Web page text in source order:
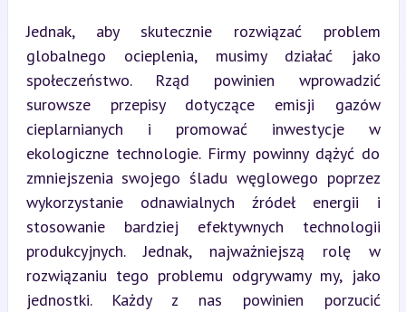
Jednak, aby skutecznie rozwiązać problem
globalnego ocieplenia, musimy działać jako
społeczeństwo. Rząd powinien wprowadzić
surowsze przepisy dotyczące emisji gazów
cieplarnianych i promować inwestycje w
ekologiczne technologie. Firmy powinny dążyć do
zmniejszenia swojego śladu węglowego poprzez
wykorzystanie odnawialnych źródeł energii i
stosowanie bardziej efektywnych technologii
produkcyjnych. Jednak, najważniejszą rolę w
rozwiązaniu tego problemu odgrywamy my, jako
jednostki. Każdy z nas powinien porzucić